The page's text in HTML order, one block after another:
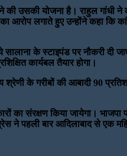
की उसकी योजना है। राहुल गांधी
लगाते हुए उन्होंने कहा कि
के स्टाइपंड पर नौकरी दी
कार्यबल तैयार होगा।
के गरीबों की आबादी 90
संरक्षण किया जायेगा। भाजपा
ने पहली बार आदिलाबाद से एक